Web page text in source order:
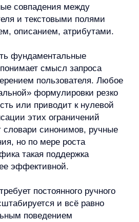
не единичными случаями.
другой логике.
он анализирует
и подбирает наиболее
каталога.
и анализа
AI-поиск:
разные раскладки;
и семантическую
пользователи
похожим запросам;
инструментом
систему.
неточно, AI-